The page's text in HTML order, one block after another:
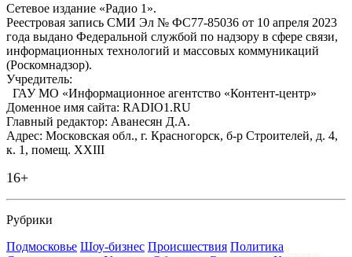
Сетевое издание «Радио 1».
Реестровая запись СМИ Эл № ФС77-85036 от 10 апреля 2023
года выдано Федеральной службой по надзору в сфере связи,
информационных технологий и массовых коммуникаций
(Роскомнадзор).
Учредитель:
ГАУ МО «Информационное агентство «Контент-центр»
Доменное имя сайта: RADIO1.RU
Главный редактор: Аванесян Д.А.
Адрес: Московская обл., г. Красногорск, б-р Строителей, д. 4,
к. 1, помещ. XXIII
16+
Рубрики
Подмосковье Шоу-бизнес Происшествия Политика